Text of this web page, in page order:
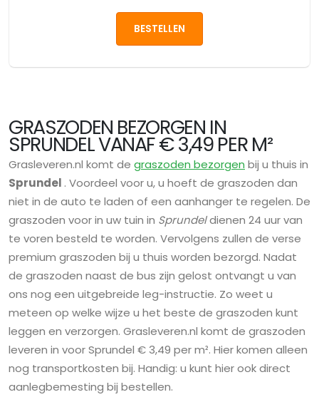
BESTELLEN
GRASZODEN BEZORGEN IN
SPRUNDEL VANAF € 3,49 PER M²
Grasleveren.nl komt de graszoden bezorgen bij u thuis in
Sprundel . Voordeel voor u, u hoeft de graszoden dan
niet in de auto te laden of een aanhanger te regelen. De
graszoden voor in uw tuin in Sprundeldienen 24 uur van
te voren besteld te worden. Vervolgens zullen de verse
premium graszoden bij u thuis worden bezorgd. Nadat
de graszoden naast de bus zijn gelost ontvangt u van
ons nog een uitgebreide leg-instructie. Zo weet u
meteen op welke wijze u het beste de graszoden kunt
leggen en verzorgen. Grasleveren.nl komt de graszoden
leveren in voor Sprundel € 3,49 per m². Hier komen alleen
nog transportkosten bij. Handig: u kunt hier ook direct
aanlegbemesting bij bestellen.